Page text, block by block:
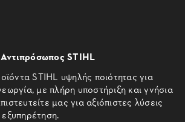
STIHL
STIHL υψηλής ποιότητας για
με πλήρη υποστήριξη και γνήσια
μας για αξιόπιστες λύσεις